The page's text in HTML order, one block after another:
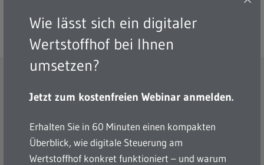
gesteuert werden.
Wie lässt sich ein digitaler
Wertstoffhof bei Ihnen
umsetzen?
Jetzt zum kostenfreien Webinar anmelden.
Erhalten Sie in 60 Minuten einen kompakten
Überblick, wie digitale Steuerung am
Wertstoffhof konkret funktioniert – und warum